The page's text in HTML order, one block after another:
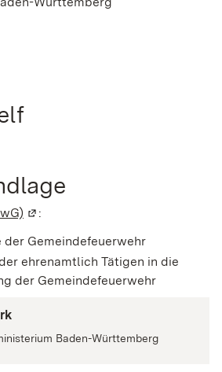
(Wird in einem neuen Fenster
:
der Gemeindefeuerwehr
der ehrenamtlich Tätigen in die
der Gemeindefeuerwehr
Baden-Württemberg